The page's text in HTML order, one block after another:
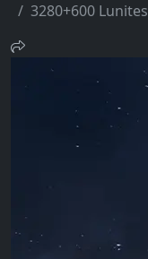
3280+600 Lunites